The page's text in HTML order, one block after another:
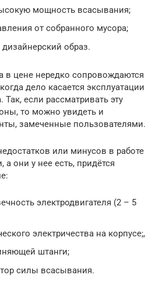
мощность всасывания;
от собранного мусора;
образ.
в цене нередко сопровождаются
дело касается эксплуатации
если рассматривать эту
то можно увидеть и
замеченные пользователями.
или минусов в работе
а они у нее есть, придётся
электродвигателя (2 – 5
электричества на корпусе;,
штанги;
силы всасывания.